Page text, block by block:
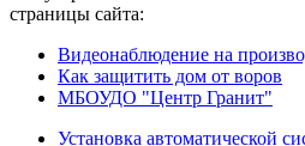
страницы сайта:
Видеонаблюдение на
Как защитить дом от воров
МБОУДО "Центр Гранит"
Установка автоматической